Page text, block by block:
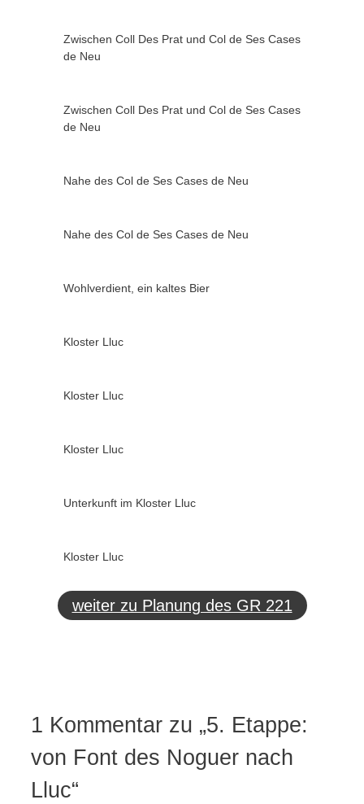
Zwischen Coll Des Prat und Col de Ses Cases
de Neu
Zwischen Coll Des Prat und Col de Ses Cases
de Neu
Nahe des Col de Ses Cases de Neu
Nahe des Col de Ses Cases de Neu
Wohlverdient, ein kaltes Bier
Kloster Lluc
Kloster Lluc
Kloster Lluc
Unterkunft im Kloster Lluc
Kloster Lluc
weiter zu Planung des GR 221
1 Kommentar zu „5. Etappe:
von Font des Noguer nach
Lluc“